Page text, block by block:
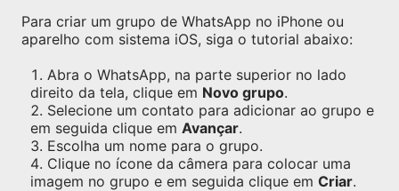
Para criar um grupo de WhatsApp no iPhone ou
aparelho com sistema iOS, siga o tutorial abaixo:
Abra o WhatsApp, na parte superior no lado
direito da tela, clique em Novo grupo.
Selecione um contato para adicionar ao grupo e
em seguida clique em Avançar.
Escolha um nome para o grupo.
Clique no ícone da câmera para colocar uma
imagem no grupo e em seguida clique em Criar.